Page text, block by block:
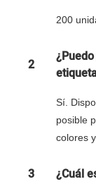
200
2
Sí.
posible
colores
3 ¿Cuál